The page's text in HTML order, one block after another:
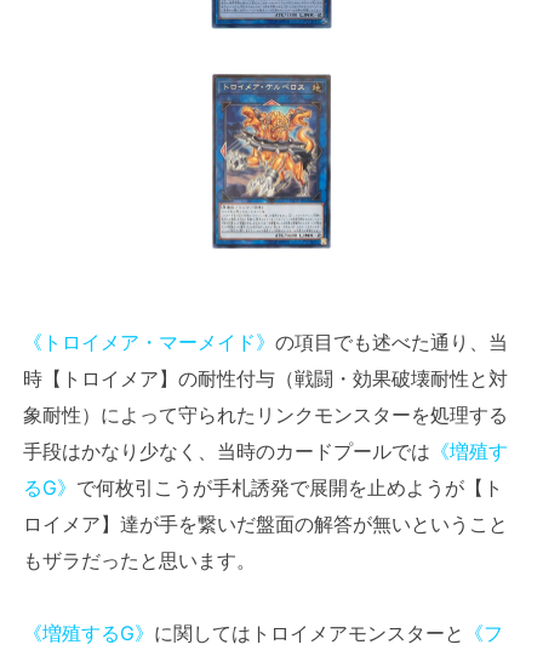
《トロイメア・マーメイド》 の項目でも述べた通り、当
時【トロイメア】の耐性付与（戦闘・効果破壊耐性と対
象耐性）によって守られたリンクモンスターを処理する
手段はかなり少なく、当時のカードプールでは 《増殖す
るG》 で何枚引こうが手札誘発で展開を止めようが【ト
ロイメア】達が手を繋いだ盤面の解答が無いということ
もザラだったと思います。
《増殖するG》 に関してはトロイメアモンスターと 《フ